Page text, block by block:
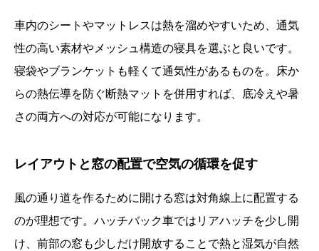
車内のシートやマットレスは熱を溜めやすいため、通気
性の高い素材やメッシュ構造の寝具を選ぶと良いです。
寝袋やブランケットも軽くて通気性があるものを。床か
らの熱伝導を防ぐ断熱マットを併用すれば、底冷えや暑
さの両方への対応が可能になります。
レイアウトと窓の配置で空気の循環を促す
風の通り道を作るために開ける窓は対角線上に配置する
のが理想です。ハッチバック車ではリアハッチを少し開
け、前部の窓も少しだけ開放することで熱と湿気が自然